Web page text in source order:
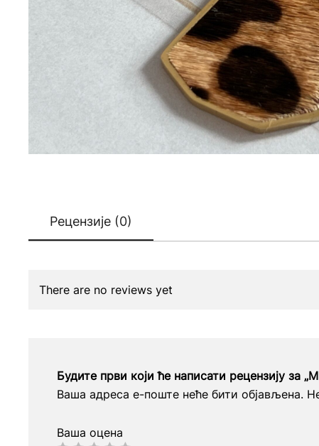
Рецензије (0)
There are no reviews yet
Будите први који ће написати рецензију за
Ваша адреса е-поште неће бити објављена.
Ваша оцена